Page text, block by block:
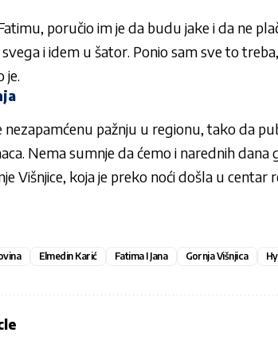
poručio im je da budu jake i da ne
i idem u šator. Ponio sam sve to
je.
nezapamćenu pažnju u regionu, tako da
Nema sumnje da ćemo i narednih
Višnjice, koja je preko noći došla u centar
Elmedin Karić Fatima I Jana Gornja Višnjica